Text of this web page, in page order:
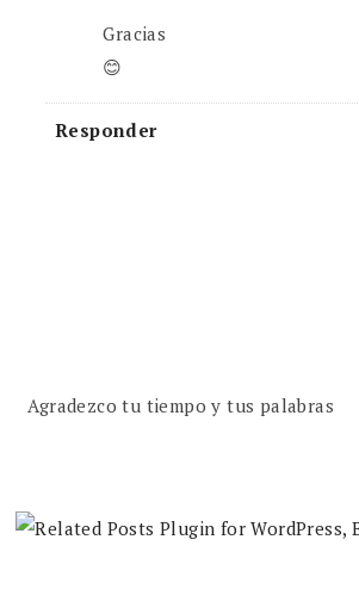
Gracias
😊
Responder
Agradezco tu tiempo y tus palabras